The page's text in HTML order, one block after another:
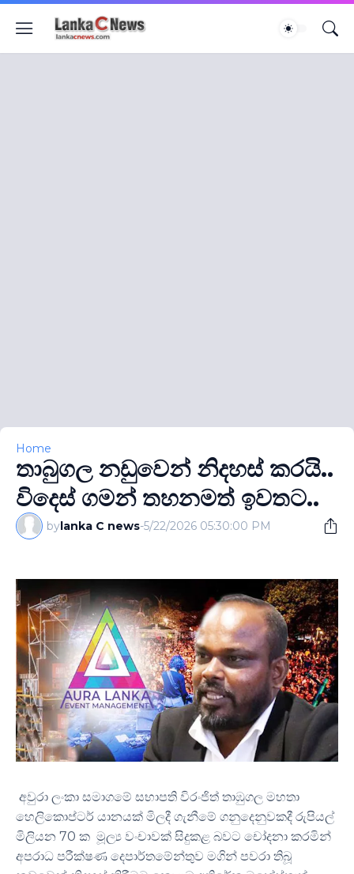
Home
තාබුගල නඩුවෙන් නිදහස් කරයි..
විදෙස් ගමන් තහනමත් ඉවතට..
bylanka C news-5/22/2026 05:30:00 PM
අවුරා ලංකා සමාගමේ සභාපති විරංජිත් තාඹුගල මහතා
හෙලිකොප්ටර් යානයක් මිලදී ගැනීමේ ගනුදෙනුවකදී රුපියල්
මිලියන 70 ක මූල්‍ය වංචාවක් සිදුකළ බවට චෝදනා කරමින්
අපරාධ පරීක්ෂණ දෙපාර්තමේන්තුව මගින් පවරා තිබූ